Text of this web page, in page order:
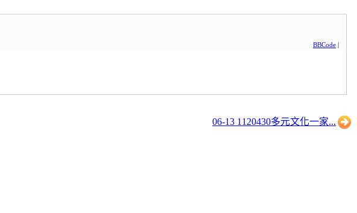
BBCode |
06-13 1120430多元文化一家...